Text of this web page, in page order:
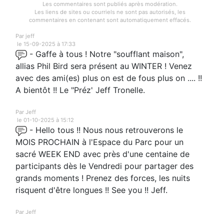
Les commentaires sont publiés après modération.
Les liens de sites ou courriels ne sont pas autorisés, les
commentaires en contenant sont automatiquement effacés.
Par jeff
le 15-09-2025 à 17:33
- Gaffe à tous ! Notre "soufflant maison",
allias Phil Bird sera présent au WINTER ! Venez
avec des ami(es) plus on est de fous plus on .... !!
A bientôt !! Le "Préz' Jeff Tronelle.
Par Jeff
le 01-10-2025 à 15:12
- Hello tous !! Nous nous retrouverons le
MOIS PROCHAIN à l'Espace du Parc pour un
sacré WEEK END avec près d'une centaine de
participants dès le Vendredi pour partager des
grands moments ! Prenez des forces, les nuits
risquent d'être longues !! See you !! Jeff.
Par Jeff